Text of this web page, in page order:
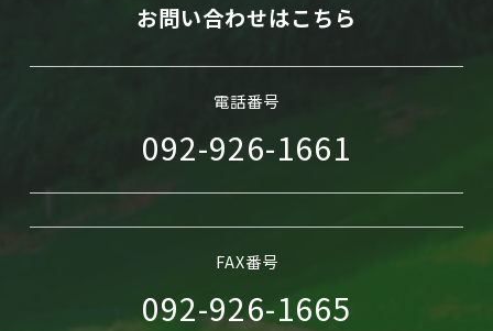
お問い合わせはこちら
電話番号
092-926-1661
FAX番号
092-926-1665